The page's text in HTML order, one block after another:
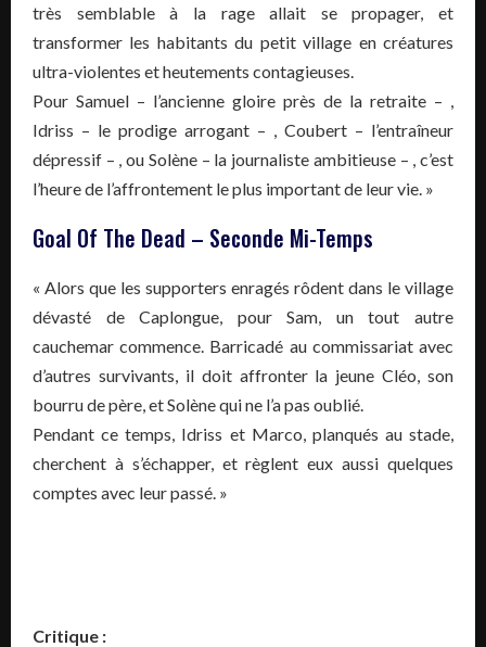
très semblable à la rage allait se propager, et
transformer les habitants du petit village en créatures
ultra-violentes et heutements contagieuses.
Pour Samuel – l’ancienne gloire près de la retraite – ,
Idriss – le prodige arrogant – , Coubert – l’entraîneur
dépressif – , ou Solène – la journaliste ambitieuse – , c’est
l’heure de l’affrontement le plus important de leur vie. »
Goal Of The Dead – Seconde Mi-Temps
« Alors que les supporters enragés rôdent dans le village
dévasté de Caplongue, pour Sam, un tout autre
cauchemar commence. Barricadé au commissariat avec
d’autres survivants, il doit affronter la jeune Cléo, son
bourru de père, et Solène qui ne l’a pas oublié.
Pendant ce temps, Idriss et Marco, planqués au stade,
cherchent à s’échapper, et règlent eux aussi quelques
comptes avec leur passé. »
Critique :